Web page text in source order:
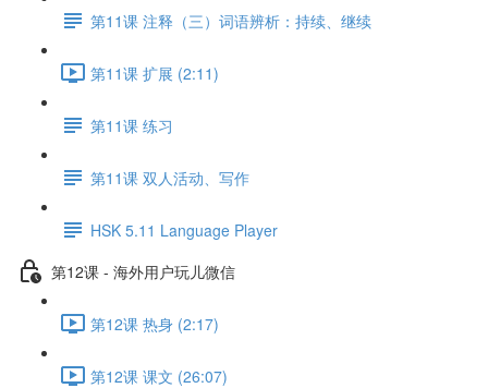
第11课 注释（三）词语辨析：持续、继续
第11课 扩展 (2:11)
第11课 练习
第11课 双人活动、写作
HSK 5.11 Language Player
第12课 - 海外用户玩儿微信
第12课 热身 (2:17)
第12课 课文 (26:07)